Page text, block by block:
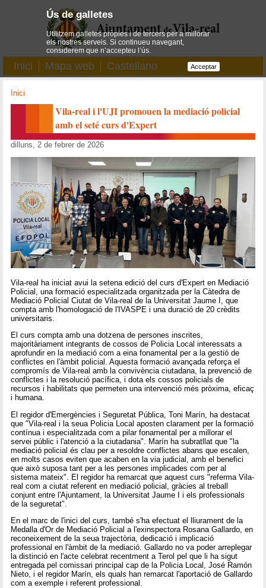
Inici Mapa web Castellano
Inici
Vila-real i l'UJI promouen la mediació policial
amb el seté curs d'Expert
dilluns, 2 de febrer de 2026
Vila-real ha iniciat avui la setena edició del curs d'Expert en Mediació
Policial, una formació especialitzada organitzada per la Càtedra de
Mediació Policial Ciutat de Vila-real de la Universitat Jaume I, que
compta amb l'homologació de l'IVASPE i una duració de 20 crèdits
universitaris.
El curs compta amb una dotzena de persones inscrites,
majoritàriament integrants de cossos de Policia Local interessats a
aprofundir en la mediació com a eina fonamental per a la gestió de
conflictes en l'àmbit policial. Aquesta formació avançada reforça el
compromís de Vila-real amb la convivència ciutadana, la prevenció de
conflictes i la resolució pacífica, i dota els cossos policials de
recursos i habilitats que permeten una intervenció més pròxima, eficaç
i humana.
El regidor d'Emergències i Seguretat Pública, Toni Marín, ha destacat
que "Vila-real i la seua Policia Local aposten clarament per la formació
contínua i especialitzada com a pilar fonamental per a millorar el
servei públic i l'atenció a la ciutadania". Marín ha subratllat que "la
mediació policial és clau per a resoldre conflictes abans que escalen,
en molts casos eviten que acaben en la via judicial, amb el benefici
que això suposa tant per a les persones implicades com per al
sistema mateix". El regidor ha remarcat que aquest curs "referma Vila-
real com a ciutat referent en mediació policial, gràcies al treball
conjunt entre l'Ajuntament, la Universitat Jaume I i els professionals
de la seguretat".
En el marc de l'inici del curs, també s'ha efectuat el lliurament de la
Medalla d'Or de Mediació Policial a l'exinspectora Rosana Gallardo, en
reconeixement de la seua trajectòria, dedicació i implicació
professional en l'àmbit de la mediació. Gallardo no va poder arreplegar
la distinció en l'acte celebrat recentment a Terol pel que li ha sigut
entregada pel comissari principal cap de la Policia Local, José Ramón
Nieto, i el regidor Marín, els quals han remarcat l'aportació de Gallardo
com a exemple i referent professional.
Ús de galletes
Utilitzem galletes pròpies i de tercers per a millorar
els nostres serveis. Si continueu navegant,
considerem que n’accepteu l’ús.
Acceptar